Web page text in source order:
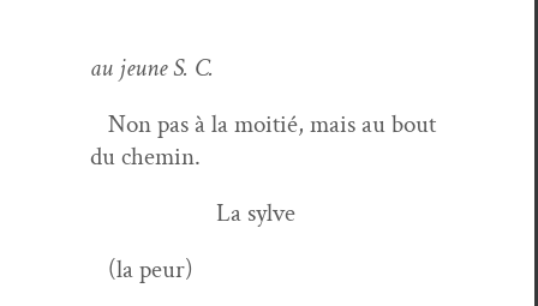
au jeune S. C.
Non pas à la moitié, mais au bout
du chemin.
La sylve
(la peur)